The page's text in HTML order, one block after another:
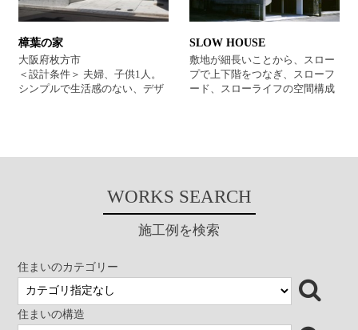
キや緑化など居住性の向上には
くと、外観やインテリアは、押
さえ気味の、良質なコンサバ的
な雰囲気を求めておられるのが
分かったので、そのようによう
樟葉の家
大阪府枚方市
＜設計条件＞ 夫婦、子供1人。
シンプルで生活感のない、デザ
塀は乳白ガラス、目隠しはアル
シンプルで明解な構成となって
いる。玄関ホールとLDKは板状
格子で視線を遮りながらも、空
間的につながりをもたせてい
テリアに光と影 分類 シンプル
モダン 建築家新築鉄骨住宅
建築家紹介
SLOW HOUSE
敷地が細長いことから、スロー
プで上下階をつなぎ、スローフ
ード、スローライフの空間構成
して、外部の光と風を抜かす工
スも、対面式になってはいるも
のの、大きな引き戸で隠蔽する
やり方だ。何といっても、半地
下室の大きな物置スペースは、
級住宅 建築家新築住宅
WORKS SEARCH
施工例を検索
住まいのカテゴリー
住まいの構造